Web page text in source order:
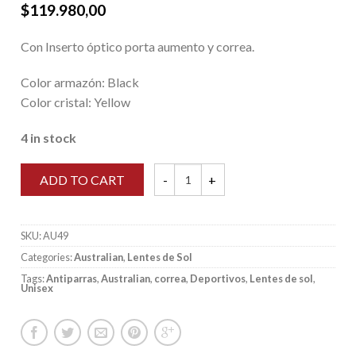
$119.980,00
Con Inserto óptico porta aumento y correa.
Color armazón: Black
Color cristal: Yellow
4 in stock
ADD TO CART
SKU:AU49
Categories:Australian, Lentes de Sol
Tags:Antiparras,Australian, correa, Deportivos, Lentes de sol,
Unisex